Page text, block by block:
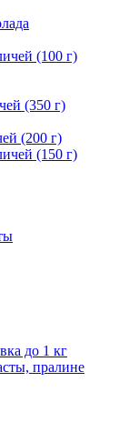
(100 г)
(350 г)
(200 г)
(150 г)
до 1 кг
пралине